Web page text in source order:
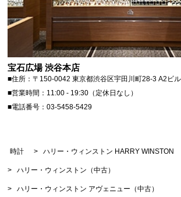
宝石広場 渋谷本店
■住所：〒150-0042 東京都渋谷区宇田川町28-3 A2ビ
■営業時間：11:00 - 19:30（定休日なし）
■電話番号：03-5458-5429
時計 > ハリー・ウィンストン HARRY WINSTON
> ハリー・ウィンストン（中古）
> ハリー・ウィンストン アヴェニュー（中古）